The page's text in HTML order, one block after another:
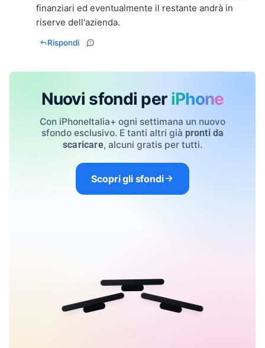
finanziari ed eventualmente il restante andrà in
riserve dell'azienda.
Rispondi
Nuovi sfondi per iPhone
Con iPhoneItalia+ ogni settimana un nuovo
sfondo esclusivo. E tanti altri già pronti da
scaricare, alcuni gratis per tutti.
Scopri gli sfondi